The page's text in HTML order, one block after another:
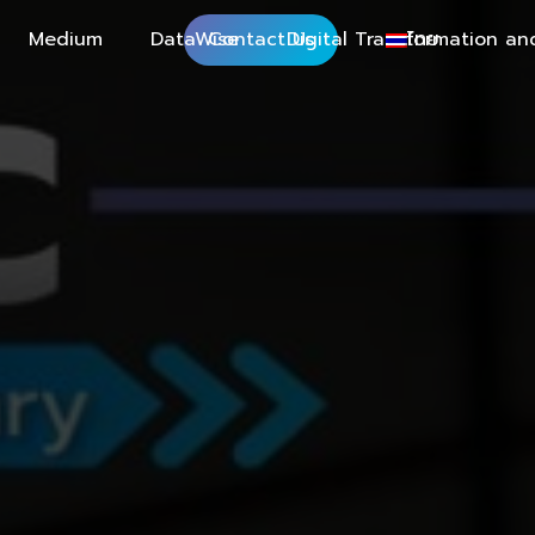
Medium DataWise Digital Transformation
Contact Us ไทย